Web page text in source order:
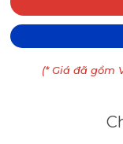
(* Giá đã gồm